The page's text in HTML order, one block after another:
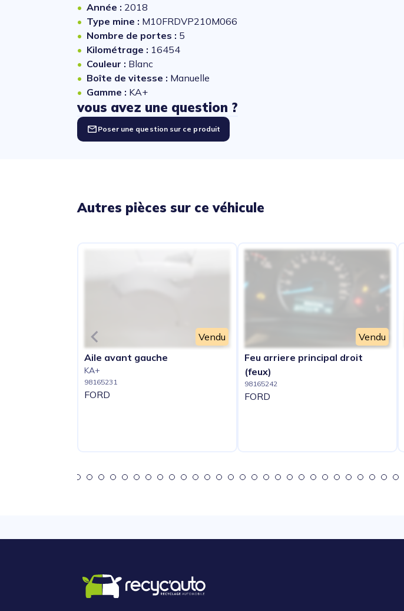
Année : 2018
Type mine : M10FRDVP210M066
Nombre de portes : 5
Kilométrage : 16454
Couleur : Blanc
Boîte de vitesse : Manuelle
Gamme : KA+
vous avez une question ?
Poser une question sur ce produit
Autres pièces sur ce véhicule
Vendu
Aile avant gauche
KA+
98165231
FORD
Vendu
Feu arriere principal droit
(feux)
98165242
FORD